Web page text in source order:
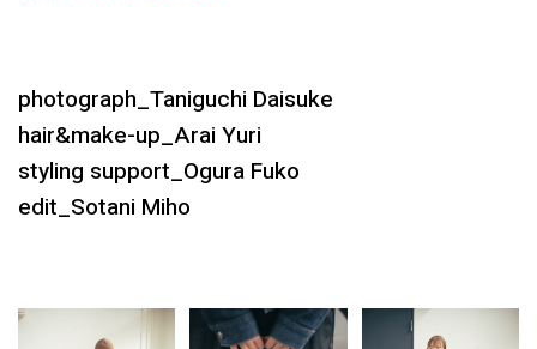
photograph_Taniguchi Daisuke
hair&make-up_Arai Yuri
styling support_Ogura Fuko
edit_Sotani Miho